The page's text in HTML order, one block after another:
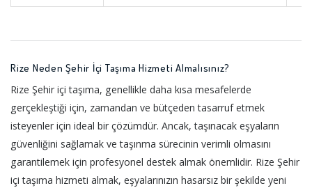
Rize Neden Şehir İçi Taşıma Hizmeti Almalısınız?
Rize Şehir içi taşıma, genellikle daha kısa mesafelerde
gerçekleştiği için, zamandan ve bütçeden tasarruf etmek
isteyenler için ideal bir çözümdür. Ancak, taşınacak eşyaların
güvenliğini sağlamak ve taşınma sürecinin verimli olmasını
garantilemek için profesyonel destek almak önemlidir. Rize Şehir
içi taşıma hizmeti almak, eşyalarınızın hasarsız bir şekilde yeni